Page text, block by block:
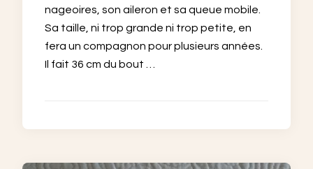
nageoires, son aileron et sa queue mobile.
Sa taille, ni trop grande ni trop petite, en
fera un compagnon pour plusieurs années.
Il fait 36 cm du bout …